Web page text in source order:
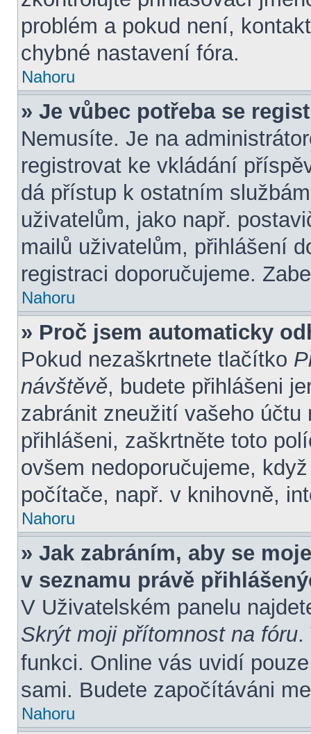
problém a pokud není,
chybné nastavení fóra.
Nahoru
» Je vůbec potřeba se
Nemusíte. Je na
registrovat ke vkládání
dá přístup k ostatním
uživatelům, jako např.
mailů uživatelům, přihlášení
registraci doporučujeme.
Nahoru
» Proč jsem automaticky
Pokud nezaškrtnete tlačítko
návštěvě, budete přihlášeni
zabránit zneužití vašeho
přihlášeni, zaškrtněte toto
ovšem nedoporučujeme,
počítače, např. v knihovně,
Nahoru
» Jak zabráním, aby se
v seznamu právě
V Uživatelském panelu
Skrýt moji přítomnost na fóru.
funkci. Online vás uvidí
sami. Budete započítáváni
Nahoru